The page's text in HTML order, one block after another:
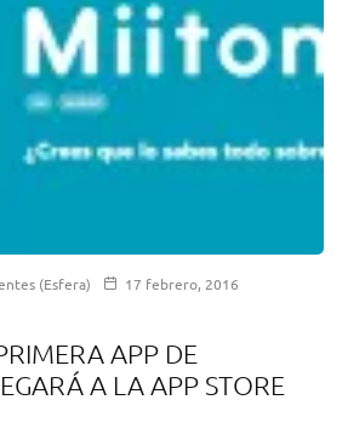
(Esfera)
17 febrero, 2016
APP DE
A LA APP STORE